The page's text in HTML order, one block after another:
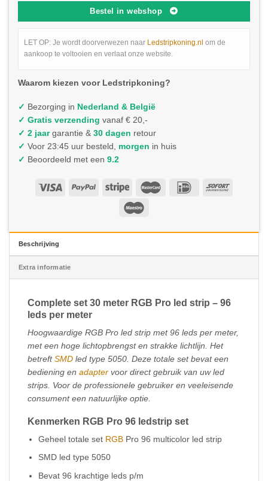
Bestel in webshop
LET OP: Je wordt doorverwezen naar Ledstripkoning.nl om de
aankoop te voltooien en verlaat onze website.
Waarom kiezen voor Ledstripkoning?
✓ Bezorging in Nederland & België
✓ Gratis verzending vanaf € 20,-
✓ 2 jaargarantie & 30 dagen retour
✓ Voor 23:45 uur besteld, morgen in huis
✓ Beoordeeld met een 9.2
Beschrijving
Extra informatie
Complete set 30 meter RGB Pro led strip – 96
leds per meter
Hoogwaardige RGB Pro led strip met 96 leds per meter,
met een hoge lichtopbrengst en strakke lichtlijn. Het
betreftSMD led type 5050. Deze totale set bevat een
bediening en adapter voor direct gebruik van uw led
strips. Voor de professionele gebruiker en veeleisende
consument een natuurlijke optie.
Kenmerken RGB Pro 96 ledstrip set
Geheel totale set RGB Pro 96 multicolor led strip
SMD led type 5050
Bevat 96 krachtige leds p/m